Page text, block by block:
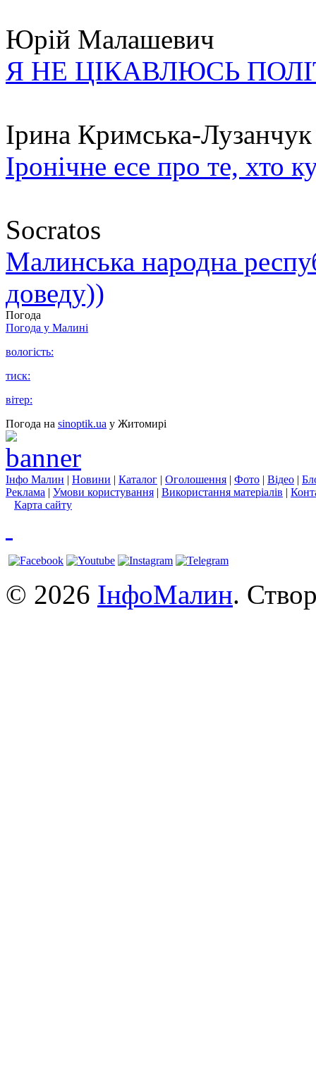
Юрій Малашевич
Я НЕ ЦІКАВЛЮСЬ
Ірина Кримська-Лузанчук
Іронічне есе про те, хто
Socratos
Малинська народна
доведу))
Погода
Погода у Малині
вологість:
тиск:
вітер:
Погода на sinoptik.ua у Житомирі
Інфо Малин | Новини | Каталог | Оголошення | Фото | Відео |
Реклама | Умови користування | Використання матеріалів |
Карта сайту
© 2026 ІнфоМалин.